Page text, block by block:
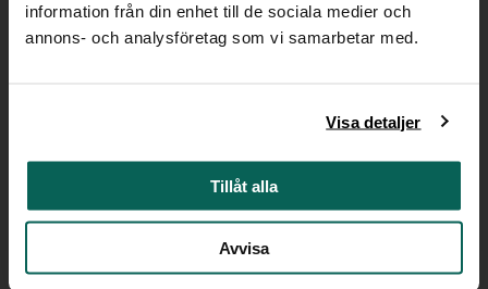
information från din enhet till de sociala medier och
annons- och analysföretag som vi samarbetar med.
Visa detaljer
Tillåt alla
Avvisa
Kontakt
info@nationalmuseum.se
Nyhetsbrev:anmäl dig här